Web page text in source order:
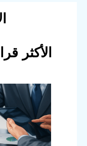
الأكثر